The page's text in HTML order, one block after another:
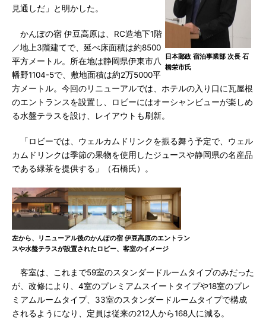
日本郵政 宿泊事業部 次長 石
橋栄市氏
見通しだ」と明かした。
かんぽの宿 伊豆高原は、RC造地下1階
／地上3階建てで、延べ床面積は約8500
平方メートル。所在地は静岡県伊東市八
幡野1104-5で、敷地面積は約2万5000平
方メートル。今回のリニューアルでは、ホテルの入り口に瓦屋根
のエントランスを設置し、ロビーにはオーシャンビューが楽しめ
る水盤テラスを設け、レイアウトも刷新。
「ロビーでは、ウェルカムドリンクを振る舞う予定で、ウェル
カムドリンクは季節の果物を使用したジュースや静岡県の名産品
である緑茶を提供する」（石橋氏）。
左から、リニューアル後のかんぽの宿 伊豆高原のエントラン
スや水盤テラスが設置されたロビー、客室のイメージ
客室は、これまで59室のスタンダードルームタイプのみだった
が、改修により、4室のプレミアムスイートタイプや18室のプレ
ミアムルームタイプ、33室のスタンダードルームタイプで構成
されるようになり、定員は従来の212人から168人に減る。